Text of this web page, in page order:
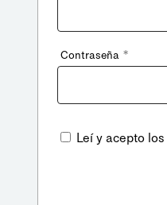
Contraseña *
Leí y acepto los